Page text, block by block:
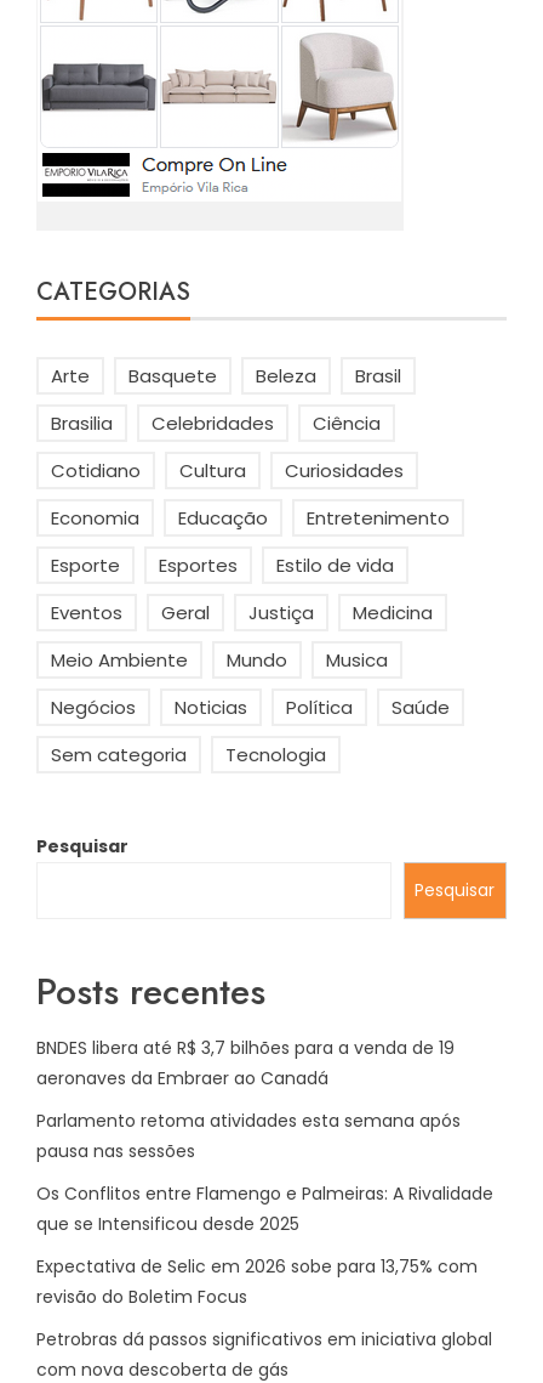
CATEGORIAS
Arte Basquete Beleza
Brasil
Brasilia
Celebridades
Ciência
Cotidiano
Cultura
Curiosidades
Economia
Educação
Entretenimento
Esporte
Esportes
Estilo de vida
Eventos
Geral Justiça
Medicina
Meio Ambiente
Mundo
Musica
Negócios
Noticias Política
Saúde
Sem categoria
Tecnologia
Pesquisar
Pesquisar
Posts recentes
BNDES libera até R$ 3,7 bilhões para a venda de 19
aeronaves da Embraer ao Canadá
Parlamento retoma atividades esta semana após
pausa nas sessões
Os Conflitos entre Flamengo e Palmeiras: A Rivalidade
que se Intensificou desde 2025
Expectativa de Selic em 2026 sobe para 13,75% com
revisão do Boletim Focus
Petrobras dá passos significativos em iniciativa global
com nova descoberta de gás